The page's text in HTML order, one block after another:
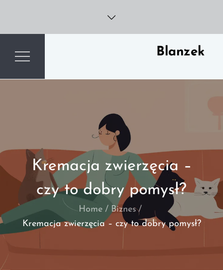
content
Blanzek
Kremacja zwierzęcia –
czy to dobry pomysł?
Home
Biznes
Kremacja zwierzęcia – czy to dobry pomysł?